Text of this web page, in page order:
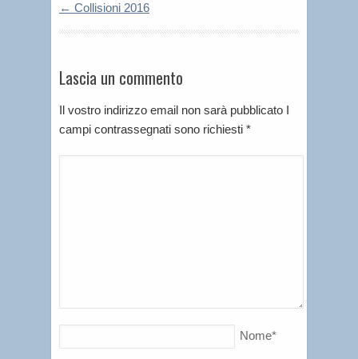
← Collisioni 2016
Lascia un commento
Il vostro indirizzo email non sarà pubblicato I
campi contrassegnati sono richiesti *
Nome*